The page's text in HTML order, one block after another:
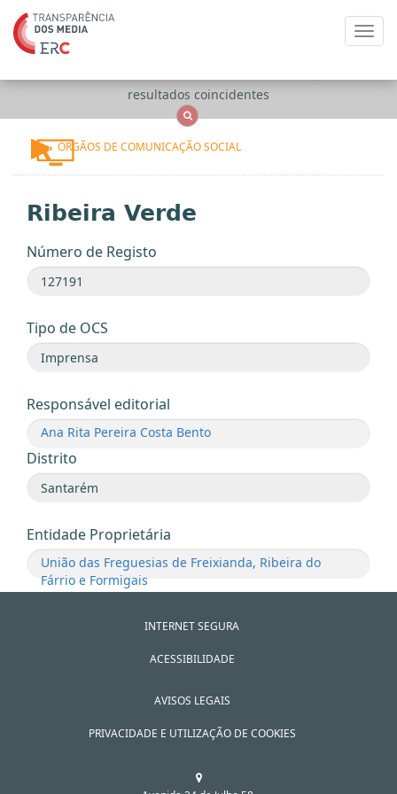
resultados coincidentes
ÓRGÃOS DE COMUNICAÇÃO SOCIAL
Ribeira Verde
Número de Registo
Tipo de OCS
Responsável editorial
Ana Rita Pereira Costa Bento
Distrito
Entidade Proprietária
União das Freguesias de Freixianda, Ribeira do
Fárrio e Formigais
INTERNET SEGURA
ACESSIBILIDADE
AVISOS LEGAIS
PRIVACIDADE E UTILIZAÇÃO DE COOKIES